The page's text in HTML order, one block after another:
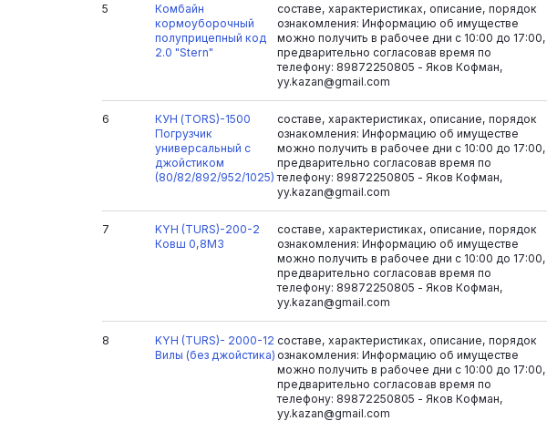
5
Комбайн
кормоуборочный
полуприцепный код
2.0 "Stern"
составе, характеристиках, описание, порядок
ознакомления: Информацию об имуществе
можно получить в рабочее дни с 10:00 до 17:00,
предварительно согласовав время по
телефону: 89872250805 - Яков Кофман,
yy.kazan@gmail.com
6
КУН (TORS)-1500
Погрузчик
универсальный с
джойстиком
(80/82/892/952/1025)
составе, характеристиках, описание, порядок
ознакомления: Информацию об имуществе
можно получить в рабочее дни с 10:00 до 17:00,
предварительно согласовав время по
телефону: 89872250805 - Яков Кофман,
yy.kazan@gmail.com
7
KYH (TURS)-200-2
Ковш 0,8M3
составе, характеристиках, описание, порядок
ознакомления: Информацию об имуществе
можно получить в рабочее дни с 10:00 до 17:00,
предварительно согласовав время по
телефону: 89872250805 - Яков Кофман,
yy.kazan@gmail.com
8
KYH (TURS)- 2000-12
Вилы (без джойстика)
составе, характеристиках, описание, порядок
ознакомления: Информацию об имуществе
можно получить в рабочее дни с 10:00 до 17:00,
предварительно согласовав время по
телефону: 89872250805 - Яков Кофман,
yy.kazan@gmail.com